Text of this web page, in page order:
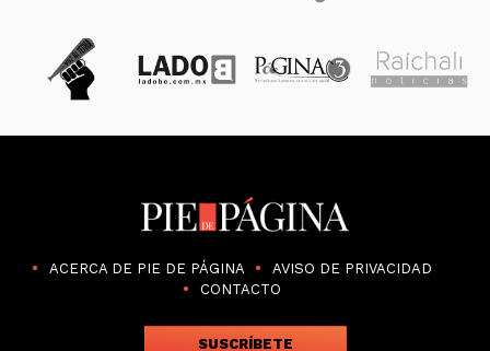
ACERCA DE PIE DE PÁGINA
AVISO DE PRIVACIDAD
CONTACTO
SUSCRÍBETE